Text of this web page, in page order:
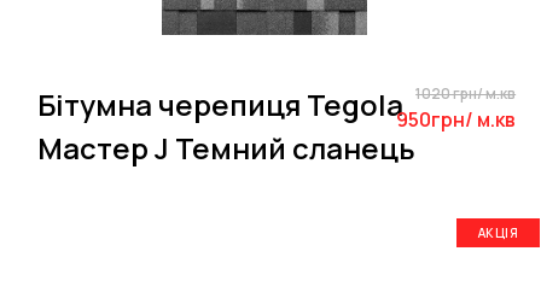
Бітумна черепиця Tegola
Мастер J Темний сланець
1020 грн/ м.кв
950грн/ м.кв
АКЦІЯ